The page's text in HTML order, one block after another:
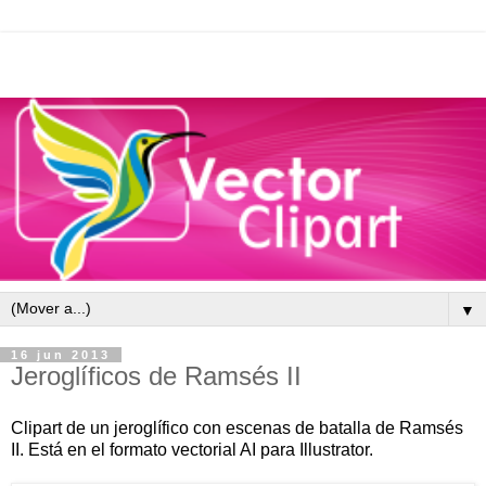
▼
16 jun 2013
Jeroglíficos de Ramsés II
Clipartde un jeroglífico con escenas de batalla de Ramsés
. Está en el formato vectorial AI para Illustrator.